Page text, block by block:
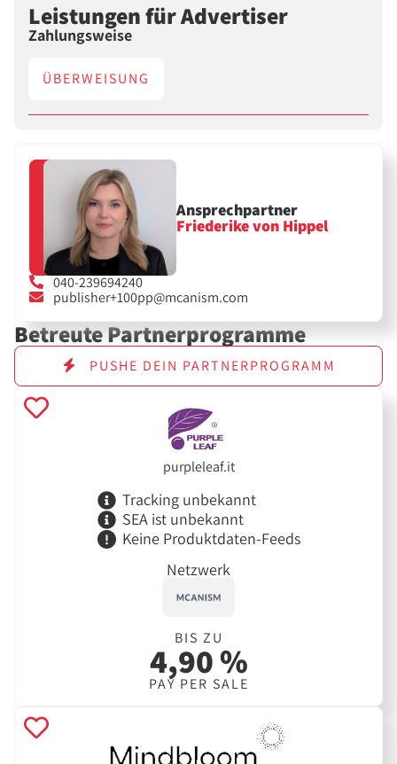
Leistungen für Advertiser
Zahlungsweise
ÜBERWEISUNG
Ansprechpartner
Friederike von Hippel
040-239694240
publisher+100pp@mcanism.com
Betreute Partnerprogramme
PUSHE DEIN PARTNERPROGRAMM
purpleleaf.it
Tracking unbekannt
SEA ist unbekannt
Keine Produktdaten-Feeds
Netzwerk
BIS ZU
4,90 %
PAY PER SALE